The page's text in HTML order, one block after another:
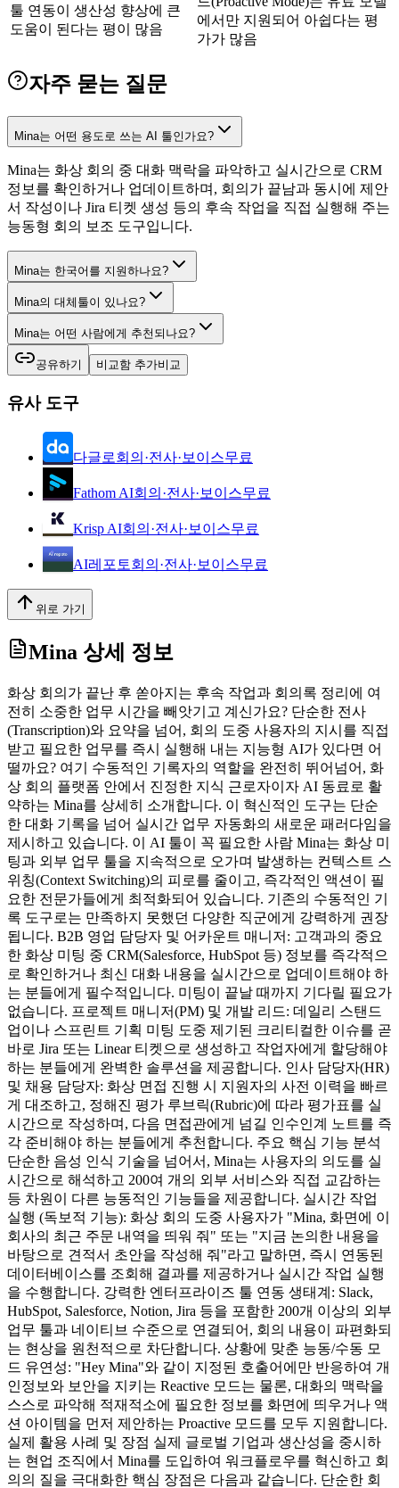
툴 연동이 생산성 향상에 큰
도움이 된다는 평이 많음
에서만 지원되어 아쉽다는 평
가가 많음
자주 묻는 질문
Mina는 어떤 용도로 쓰는 AI 툴인가요?
Mina는 화상 회의 중 대화 맥락을 파악하고 실시간으로 CRM
정보를 확인하거나 업데이트하며, 회의가 끝남과 동시에 제안
서 작성이나 Jira 티켓 생성 등의 후속 작업을 직접 실행해 주는
능동형 회의 보조 도구입니다.
Mina는 한국어를 지원하나요?
Mina의 대체툴이 있나요?
Mina는 어떤 사람에게 추천되나요?
공유하기 비교함 추가비교
유사 도구
다글로회의·전사·보이스무료
Fathom AI회의·전사·보이스무료
Krisp AI회의·전사·보이스무료
AI레포토회의·전사·보이스무료
위로 가기
Mina 상세 정보
화상 회의가 끝난 후 쏟아지는 후속 작업과 회의록 정리에 여
전히 소중한 업무 시간을 빼앗기고 계신가요? 단순한 전사
(Transcription)와 요약을 넘어, 회의 도중 사용자의 지시를 직접
받고 필요한 업무를 즉시 실행해 내는 지능형 AI가 있다면 어
떨까요? 여기 수동적인 기록자의 역할을 완전히 뛰어넘어, 화
상 회의 플랫폼 안에서 진정한 지식 근로자이자 AI 동료로 활
약하는 Mina를 상세히 소개합니다. 이 혁신적인 도구는 단순
한 대화 기록을 넘어 실시간 업무 자동화의 새로운 패러다임을
제시하고 있습니다. 이 AI 툴이 꼭 필요한 사람 Mina는 화상 미
팅과 외부 업무 툴을 지속적으로 오가며 발생하는 컨텍스트 스
위칭(Context Switching)의 피로를 줄이고, 즉각적인 액션이 필
요한 전문가들에게 최적화되어 있습니다. 기존의 수동적인 기
록 도구로는 만족하지 못했던 다양한 직군에게 강력하게 권장
됩니다. B2B 영업 담당자 및 어카운트 매니저: 고객과의 중요
한 화상 미팅 중 CRM(Salesforce, HubSpot 등) 정보를 즉각적으
로 확인하거나 최신 대화 내용을 실시간으로 업데이트해야 하
는 분들에게 필수적입니다. 미팅이 끝날 때까지 기다릴 필요가
없습니다. 프로젝트 매니저(PM) 및 개발 리드: 데일리 스탠드
업이나 스프린트 기획 미팅 도중 제기된 크리티컬한 이슈를 곧
바로 Jira 또는 Linear 티켓으로 생성하고 작업자에게 할당해야
하는 분들에게 완벽한 솔루션을 제공합니다. 인사 담당자(HR)
및 채용 담당자: 화상 면접 진행 시 지원자의 사전 이력을 빠르
게 대조하고, 정해진 평가 루브릭(Rubric)에 따라 평가표를 실
시간으로 작성하며, 다음 면접관에게 넘길 인수인계 노트를 즉
각 준비해야 하는 분들에게 추천합니다. 주요 핵심 기능 분석
단순한 음성 인식 기술을 넘어서, Mina는 사용자의 의도를 실
시간으로 해석하고 200여 개의 외부 서비스와 직접 교감하는
등 차원이 다른 능동적인 기능들을 제공합니다. 실시간 작업
실행 (독보적 기능): 화상 회의 도중 사용자가 "Mina, 화면에 이
회사의 최근 주문 내역을 띄워 줘" 또는 "지금 논의한 내용을
바탕으로 견적서 초안을 작성해 줘"라고 말하면, 즉시 연동된
데이터베이스를 조회해 결과를 제공하거나 실시간 작업 실행
을 수행합니다. 강력한 엔터프라이즈 툴 연동 생태계: Slack,
HubSpot, Salesforce, Notion, Jira 등을 포함한 200개 이상의 외부
업무 툴과 네이티브 수준으로 연결되어, 회의 내용이 파편화되
는 현상을 원천적으로 차단합니다. 상황에 맞춘 능동/수동 모
드 유연성: "Hey Mina"와 같이 지정된 호출어에만 반응하여 개
인정보와 보안을 지키는 Reactive 모드는 물론, 대화의 맥락을
스스로 파악해 적재적소에 필요한 정보를 화면에 띄우거나 액
션 아이템을 먼저 제안하는 Proactive 모드를 모두 지원합니다.
실제 활용 사례 및 장점 실제 글로벌 기업과 생산성을 중시하
는 현업 조직에서 Mina를 도입하여 워크플로우를 혁신하고 회
의의 질을 극대화한 핵심 장점은 다음과 같습니다. 단순한 회